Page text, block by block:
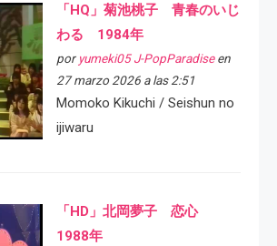
「HQ」菊池桃子 青春のいじ
わる 1984年
por yumeki05 J-PopParadiseen
27 marzo 2026 a las 2:51
Momoko Kikuchi / Seishun no
ijiwaru
「HD」北岡夢子 恋心
1988年